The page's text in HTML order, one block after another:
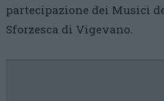
partecipazione dei Musici
Sforzesca di Vigevano.